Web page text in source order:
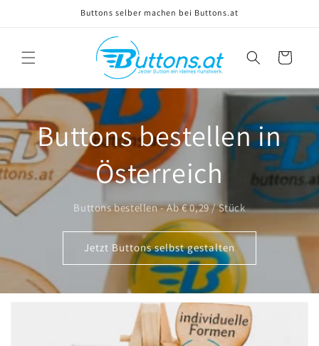
Buttons selber machen bei Buttons.at
Warenkorb
Buttons bestellen in
Österreich
Buttons bestellen - Ab € 0,29 / Stück
Jetzt Buttons selbst gestalten